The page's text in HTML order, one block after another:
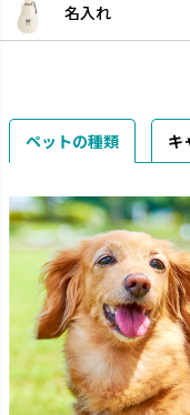
名入れ
ペットの種類 キ